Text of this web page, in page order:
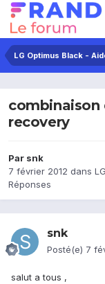
LG Optimus Black -
combinaison
recovery
Par snk
7 février 2012 dans
Réponses
snk
Posté(e) 7
salut a tous ,